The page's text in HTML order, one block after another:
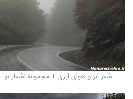
شعر ابر و هوای ابری + مجموعه اشعار